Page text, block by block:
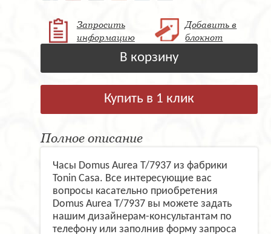
Запросить
информацию
Добавить в
блокнот
В корзину
Купить в 1 клик
Полное описание
Часы Domus Aurea T/7937 из фабрики
Tonin Casa. Все интересующие вас
вопросы касательно приобретения
Domus Aurea T/7937 вы можете задать
нашим дизайнерам-консультантам по
телефону или заполнив форму запроса